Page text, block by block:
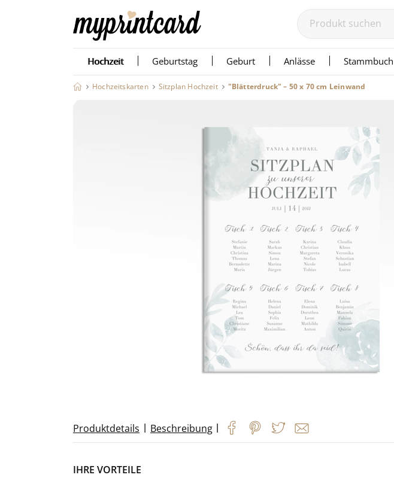
Hochzeit Geburtstag Geburt Anlässe Stammbuch
Hochzeitskarten Sitzplan Hochzeit "Blätterdruck" – 50 x 70 cm Leinwand
Produktdetails | Beschreibung |
IHRE VORTEILE